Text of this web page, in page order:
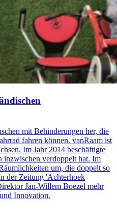
mit Behinderungen her, die
fahren können. vanRaam ist
Im Jahr 2014 beschäftigte
inzwischen verdoppelt hat. Im
um, die doppelt so
der Zeitung 'Achterhoek
Jan-Willem Boezel mehr
Innovation.